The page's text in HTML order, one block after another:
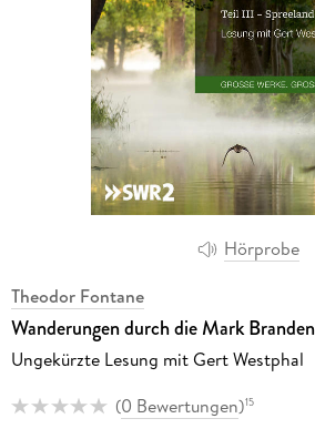
Hörprobe
Theodor Fontane
Wanderungen durch die Mark
Ungekürzte Lesung mit Gert Westphal
(0 Bewertungen)15